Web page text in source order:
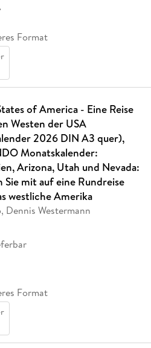
Format
of America - Eine Reise
Westen der USA
2026 DIN A3 quer),
Monatskalender:
Arizona, Utah und Nevada:
Sie mit auf eine Rundreise
westliche Amerika
Dennis Westermann
Format